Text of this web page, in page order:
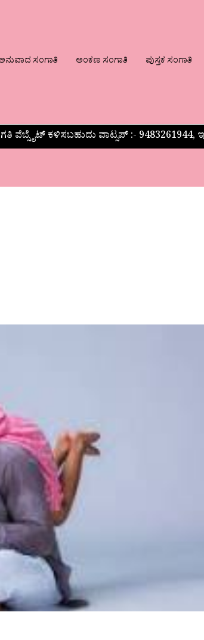
ಸಂಗಾತಿ ಅಂಕಣ ಸಂಗಾತಿ ಪುಸ್ತಕ ಸಂಗಾತಿ
ವೆಬ್ಸೈಟ್ ಕಳಿಸಬಹುದು ವಾಟ್ಸಪ್‌ :-